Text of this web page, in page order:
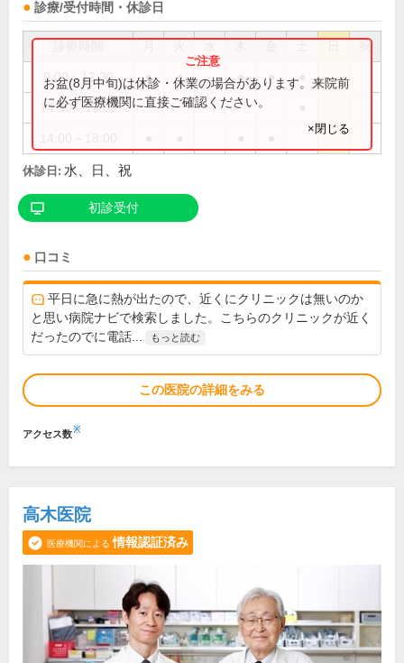
診療/受付時間・休診日
祝
9:00～12:30 ● ● ● ●
14:00～16:00
お盆(8月中旬)は休診・休業の場合があります。来院前
に必ず医療機関に直接ご確認ください。
×閉じる
休診日: 水、日、祝
初診受付
口コミ
平日に急に熱が出たので、近くにクリニックは無いのか
と思い病院ナビで検索しました。こちらのクリニックが近く
だったのでに電話...
もっと読む
この医院の詳細をみる
アクセス数※
高木医院
医療機関による 情報認証済み